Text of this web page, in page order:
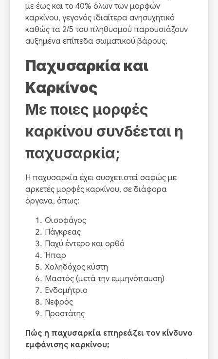
με έως και το 40% όλων των μορφών
καρκίνου, γεγονός ιδιαίτερα ανησυχητικό
καθώς τα 2/5 του πληθυσμού παρουσιάζουν
αυξημένα επίπεδα σωματικού βάρους.
Παχυσαρκία και
Καρκίνος
Με ποιες μορφές
καρκίνου συνδέεται η
παχυσαρκία;
Η παχυσαρκία έχει συσχετιστεί σαφώς με
αρκετές μορφές καρκίνου, σε διάφορα
όργανα, όπως:
Οισοφάγος
Πάγκρεας
Παχύ έντερο και ορθό
Ήπαρ
Χοληδόχος κύστη
Μαστός (μετά την εμμηνόπαυση)
Ενδομήτριο
Νεφρός
Προστάτης
Πώς η παχυσαρκία επηρεάζει τον κίνδυνο
εμφάνισης καρκίνου;